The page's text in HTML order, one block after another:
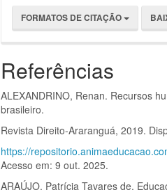
FORMATOS DE CITAÇÃO
Referências
ALEXANDRINO, Renan. Recursos
brasileiro.
Revista Direito-Araranguá, 2019.
https://
Acesso em: 9 out. 2025.
ARAÚJO, Patrícia Tavares de.